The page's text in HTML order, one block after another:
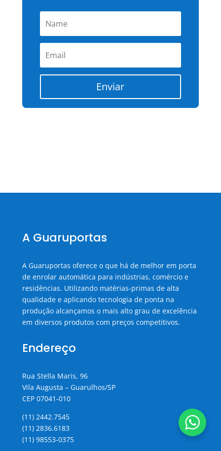
Enviar
A Guaruportas
A Guaruportas oferece o que há de melhor em porta
de enrolar automática para indústrias, comércio e
residências. Utilizando matérias-primas de alta
qualidade e aplicando tecnologia de ponta na
produção alcançamos o mais alto grau de excelência
em diversos produtos com preços competitivos.
Endereço
Rua Stella Maris, 96
Vila Augusta – Guarulhos/SP
CEP 07041-010
(11) 2442.7545
(11) 2836.6183
(11) 98553-0375